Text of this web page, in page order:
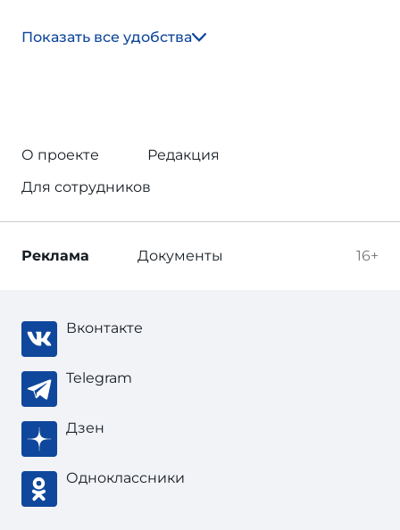
Показать все удобства
О проекте
Редакция
Для сотрудников
16+
Реклама Документы
Вконтакте
Telegram
Дзен
Одноклассники